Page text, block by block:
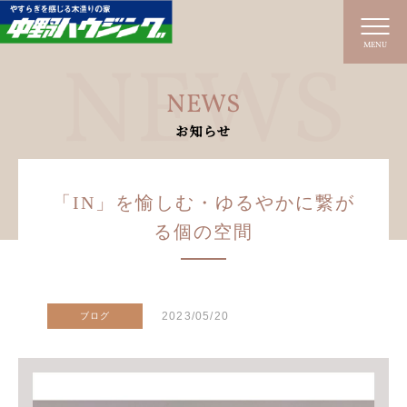
MENU
NEWS
お知らせ
「IN」を愉しむ・ゆるやかに繋が
る個の空間
ブログ 2023/05/20